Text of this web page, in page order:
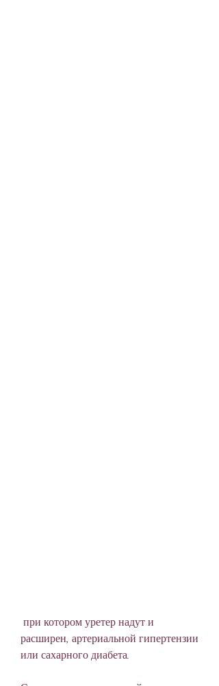
расширен, артериальной гипертензии
или сахарного диабета.